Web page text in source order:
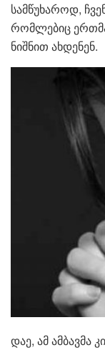
სამწუხაროდ,
რომლებიც
ნიშნით ახდენენ.
დაე, ამ ამბავმა